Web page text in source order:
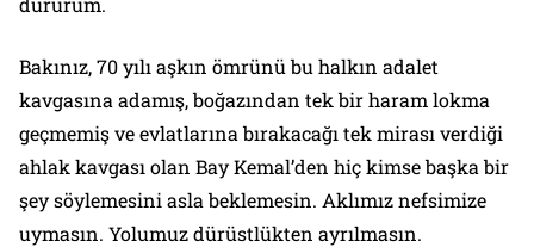
Bakınız, 70 yılı aşkın ömrünü bu halkın adalet
kavgasına adamış, boğazından tek bir haram lokma
geçmemiş ve evlatlarına bırakacağı tek mirası verdiği
ahlak kavgası olan Bay Kemal’den hiç kimse başka bir
şey söylemesini asla beklemesin. Aklımız nefsimize
uymasın. Yolumuz dürüstlükten ayrılmasın.